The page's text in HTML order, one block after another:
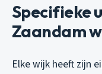
Specifieke
Zaandam
Elke wijk heeft zijn